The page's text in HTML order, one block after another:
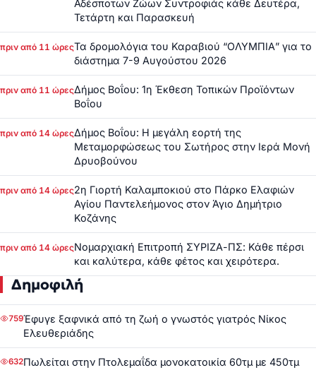
Αδέσποτων Ζώων Συντροφιάς κάθε Δευτέρα,
Τετάρτη και Παρασκευή
πριν από 11 ώρεςΤα δρομολόγια του Καραβιού “ΟΛΥΜΠΙΑ” για το
διάστημα 7-9 Αυγούστου 2026
πριν από 11 ώρεςΔήμος Βοΐου: 1η Έκθεση Τοπικών Προϊόντων
Βοΐου
πριν από 14 ώρεςΔήμος Βοΐου: Η μεγάλη εορτή της
Μεταμορφώσεως του Σωτήρος στην Ιερά Μονή
Δρυοβούνου
πριν από 14 ώρες2η Γιορτή Καλαμποκιού στο Πάρκο Ελαφιών
Αγίου Παντελεήμονος στον Άγιο Δημήτριο
Κοζάνης
πριν από 14 ώρεςΝομαρχιακή Επιτροπή ΣΥΡΙΖΑ-ΠΣ: Κάθε πέρσι
και καλύτερα, κάθε φέτος και χειρότερα.
Δημοφιλή
759Έφυγε ξαφνικά από τη ζωή ο γνωστός γιατρός Νίκος
Ελευθεριάδης
632Πωλείται στην Πτολεμαΐδα μονοκατοικία 60τμ με 450τμ